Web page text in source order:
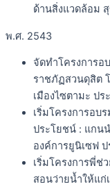
ด้านสิ่งแวดล้อม
พ.ศ. 2543
จัดทำโครงการอ
ราชภัฏสวนดุสิต
เมืองไซตามะ ป
เริ่มโครงการอบ
ประโยชน์ : แกน
องค์การยูนิเซฟ ป
เริ่มโครงการพี่ช่
สอนว่ายน้ำให้แก่